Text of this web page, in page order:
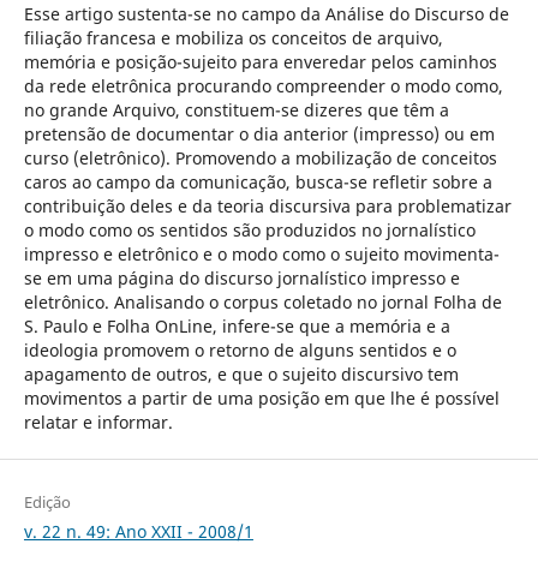
Esse artigo sustenta-se no campo da Análise do Discurso de
filiação francesa e mobiliza os conceitos de arquivo,
memória e posição-sujeito para enveredar pelos caminhos
da rede eletrônica procurando compreender o modo como,
no grande Arquivo, constituem-se dizeres que têm a
pretensão de documentar o dia anterior (impresso) ou em
curso (eletrônico). Promovendo a mobilização de conceitos
caros ao campo da comunicação, busca-se refletir sobre a
contribuição deles e da teoria discursiva para problematizar
o modo como os sentidos são produzidos no jornalístico
impresso e eletrônico e o modo como o sujeito movimenta-
se em uma página do discurso jornalístico impresso e
eletrônico. Analisando o corpus coletado no jornal Folha de
S. Paulo e Folha OnLine, infere-se que a memória e a
ideologia promovem o retorno de alguns sentidos e o
apagamento de outros, e que o sujeito discursivo tem
movimentos a partir de uma posição em que lhe é possível
relatar e informar.
Edição
v. 22 n. 49: Ano XXII - 2008/1